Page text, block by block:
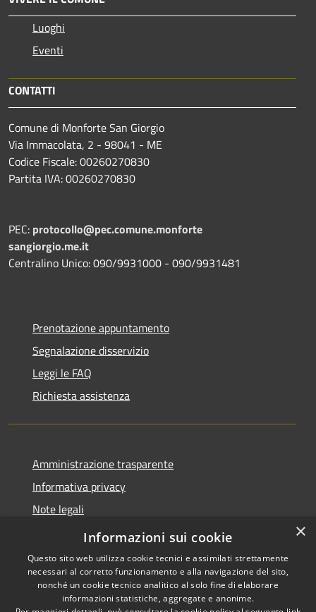
Luoghi
Eventi
CONTATTI
Comune di Monforte San Giorgio
Via Immacolata, 2 - 98041 - ME
Codice Fiscale: 00260270830
Partita IVA: 00260270830
PEC: protocollo@pec.comune.monforte
sangiorgio.me.it
Centralino Unico: 090/9931000 - 090/9931481
Prenotazione appuntamento
Segnalazione disservizio
Leggi le FAQ
Richiesta assistenza
Amministrazione trasparente
Informativa privacy
Note legali
Dichiarazione di accessibilità
Copyright © 2026 • Comune di
×
Informazioni sui cookie
Questo sito web utilizza cookie tecnici e assimilati strettamente
necessari al corretto funzionamento e alla navigazione del sito,
nonché un cookie tecnico analitico al solo fine di elaborare
informazioni statistiche, aggregate e anonime.